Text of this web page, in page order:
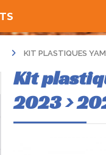
KIT PLASTIQUES
Kit
2023 >